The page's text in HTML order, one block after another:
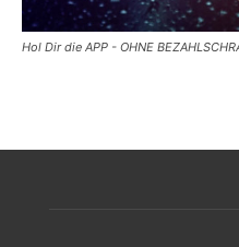
Hol Dir die APP - OHNE